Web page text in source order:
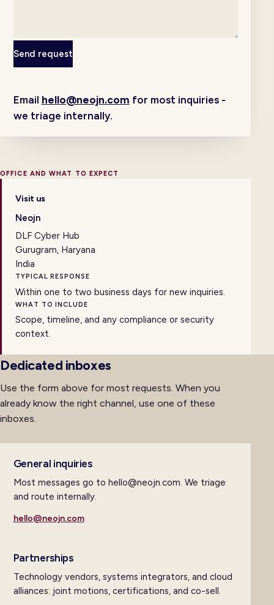
Send request
Email hello@neojn.com for most inquiries -
we triage internally.
OFFICE AND WHAT TO EXPECT
Visit us
Neojn
DLF Cyber Hub
Gurugram, Haryana
India
TYPICAL RESPONSE
Within one to two business days for new inquiries.
WHAT TO INCLUDE
Scope, timeline, and any compliance or security
context.
Dedicated inboxes
Use the form above for most requests. When you
already know the right channel, use one of these
inboxes.
General inquiries
Most messages go to hello@neojn.com. We triage
and route internally.
hello@neojn.com
Partnerships
Technology vendors, systems integrators, and cloud
alliances: joint motions, certifications, and co-sell.